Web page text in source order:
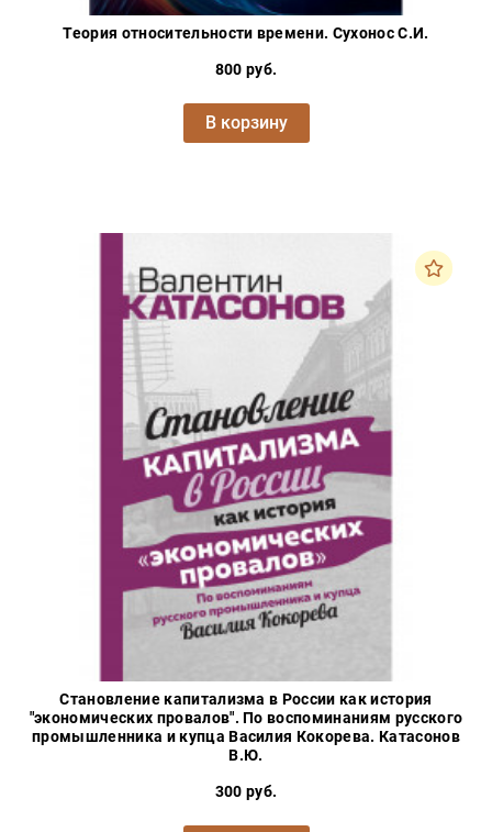
Теория относительности времени. Сухонос С.И.
800 руб.
В корзину
Становление капитализма в России как история
"экономических провалов". По воспоминаниям русского
промышленника и купца Василия Кокорева. Катасонов
В.Ю.
300 руб.